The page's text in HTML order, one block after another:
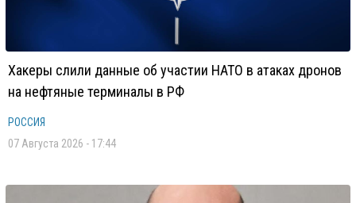
Хакеры слили данные об участии НАТО в атаках дронов
на нефтяные терминалы в РФ
РОССИЯ
07 Августа 2026 - 17:44